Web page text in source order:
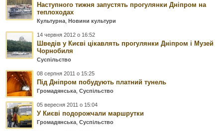
Наступного тижня запустять прогулянки Дніпром на
теплоходах
Культурна ,Новини культури
14 червня 2012 о 16:52
Шведів у Києві цікавлять прогулянки Дніпром і Музей
Чорнобиля
Суспільство
08 серпня 2011 о 15:25
Під Дніпром побудують платний тунель
Громадянська ,Суспільство
05 вересня 2011 о 15:04
У Києві подорожчали маршрутки
Громадянська ,Суспільство